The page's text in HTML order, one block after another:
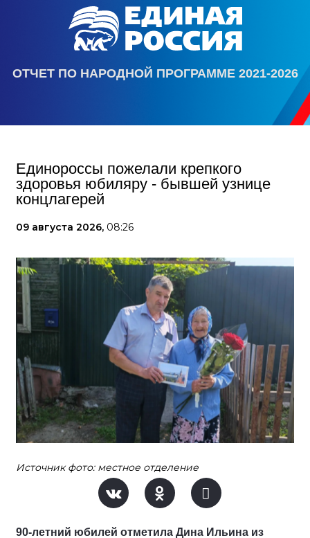
ОТЧЕТ ПО НАРОДНОЙ ПРОГРАММЕ 2021-2026
Единороссы пожелали крепкого
здоровья юбиляру - бывшей узнице
концлагерей
09 августа 2026, 08:26
Источник фото: местное отделение
90-летний юбилей отметила Дина Ильина из